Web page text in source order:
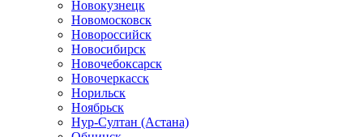
Новокузнецк
Новомосковск
Новороссийск
Новосибирск
Новочебоксарск
Новочеркасск
Норильск
Ноябрьск
Нур-Султан (Астана)